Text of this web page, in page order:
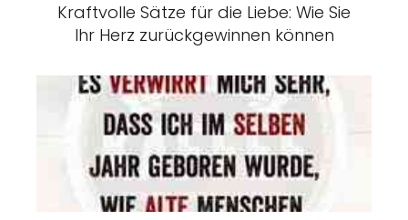
Kraftvolle Sätze für die Liebe: Wie Sie
Ihr Herz zurückgewinnen können